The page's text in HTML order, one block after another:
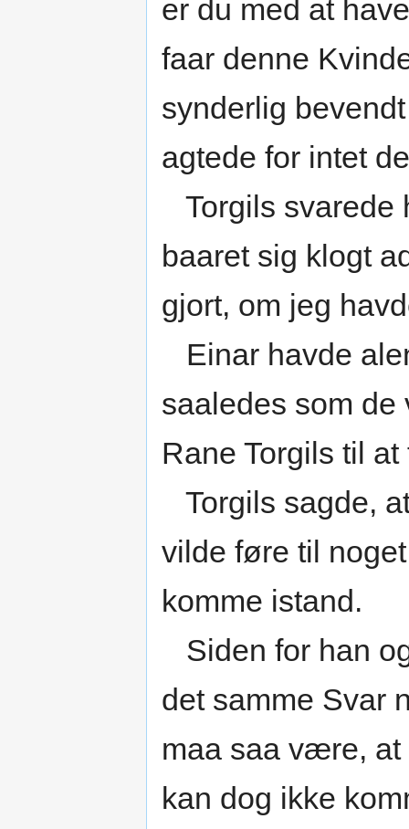
er du med at
faar denne
synderlig
agtede for intet
Torgils svarede
baaret sig klogt
gjort, om jeg
Einar havde
saaledes som de
Rane Torgils til
Torgils sagde,
vilde føre til
komme istand.
Siden for han
det samme Svar
maa saa være, at
kan dog ikke